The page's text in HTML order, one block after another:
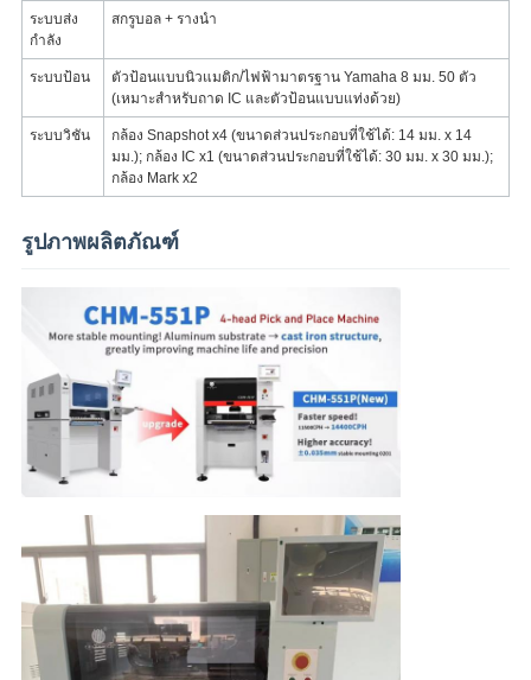
ระบบส่ง
กำลัง
สกรูบอล + รางนำ
ระบบป้อน
ตัวป้อนแบบนิวแมติก/ไฟฟ้ามาตรฐาน Yamaha 8 มม. 50 ตัว
(เหมาะสำหรับถาด IC และตัวป้อนแบบแท่งด้วย)
ระบบวิชัน
กล้อง Snapshot x4 (ขนาดส่วนประกอบที่ใช้ได้: 14 มม. x 14
มม.); กล้อง IC x1 (ขนาดส่วนประกอบที่ใช้ได้: 30 มม. x 30 มม.);
กล้อง Mark x2
รูปภาพผลิตภัณฑ์